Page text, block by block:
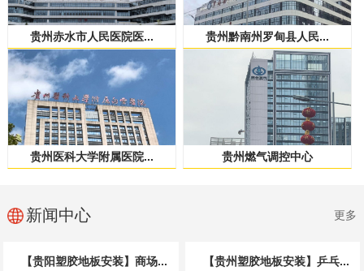
贵州赤水市人民医院医... 贵州黔南州罗甸县人民...
贵州医科大学附属医院... 贵州燃气调控中心
新闻中心 更多
【贵阳塑胶地板安装】商场...
【贵州塑胶地板安装】乒乓...